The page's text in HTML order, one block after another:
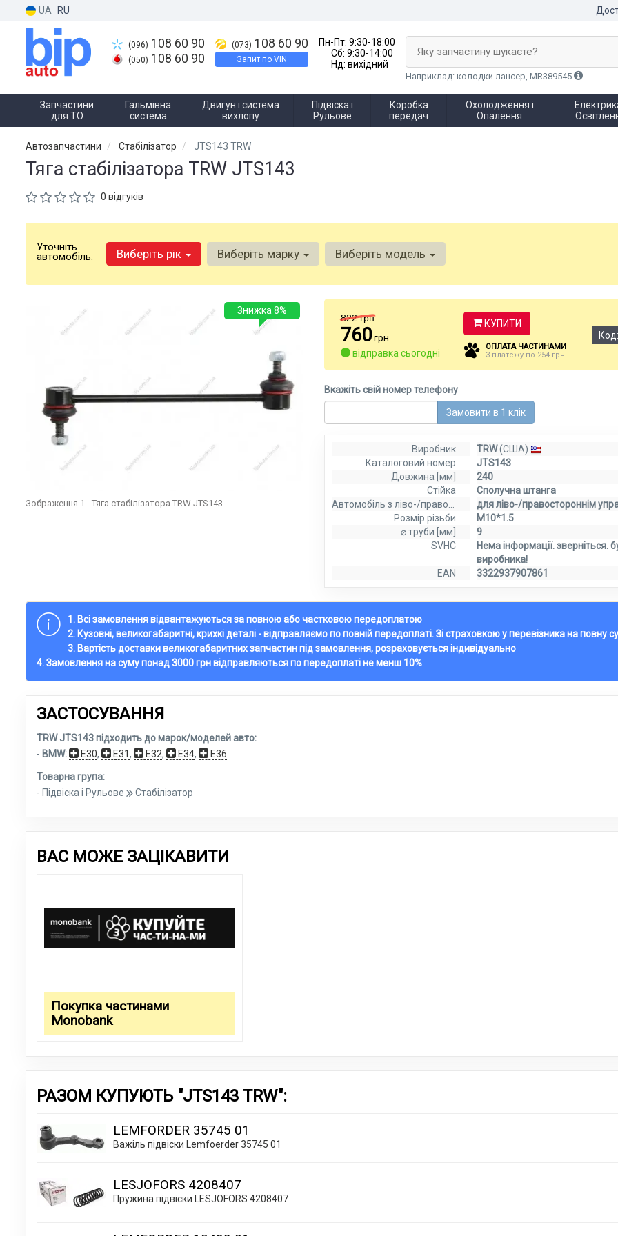
UA RU
(096) 108 60 90
(050) 108 60 90
(073) 108 60 90
Запит по VIN
Пн-Пт: 9:30-18:00
Сб: 9:30-14:00
Нд: вихідний
Яку запчастину шукаєте?
Наприклад: колодки лансер, MR389545
Запчастини
для ТО
Гальмівна
система
Двигун і система
вихлопу
Підвіска і
Рульове
Коробка
передач
Охолодження і
Опалення
Автозапчастини Стабілізатор JTS143 TRW
Тяга стабілізатора TRW JTS143
0 відгуків
Уточніть
автомобіль: Виберіть рік Виберіть марку Виберіть модель
Знижка 8%
Зображення 1 - Тяга стабілізатора TRW JTS143
822 грн.
760грн.
відправка сьогодні
КУПИТИ
ОПЛАТА ЧАСТИНАМИ
3 платежу по 254 грн.
Вкажіть свій номер телефону
Замовити в 1 клік
Виробник TRW(США)
Каталоговий номер
JTS143
Довжина [мм]
240
Стійка
Сполучна штанга
для ліво-/правостороннім
Розмір різьби
M10*1.5
⌀ труби [мм]
9
SVHC
Нема інформації. зверніться.
виробника!
EAN
3322937907861
1. Всі замовлення відвантажуються за повною або частковою передоплатою
2. Кузовні, великогабаритні, крихкі деталі - відправляємо по повній передоплаті. Зі страховкою у перевізника на повну
3. Вартість доставки великогабаритних запчастин під замовлення, розраховується індивідуально
4. Замовлення на суму понад 3000 грн відправляються по передоплаті не менш 10%
ЗАСТОСУВАННЯ
TRW JTS143 підходить до марок/моделей авто:
- BMW: E30, E31, E32, E34, E36
Товарна група:
- Підвіска і Рульове
Стабілізатор
ВАС МОЖЕ ЗАЦІКАВИТИ
Покупка частинами
Monobank
РАЗОМ КУПУЮТЬ "JTS143 TRW":
LEMFORDER 35745 01
Важіль підвіски Lemfoerder 35745 01
LESJOFORS 4208407
Пружина підвіски LESJOFORS 4208407